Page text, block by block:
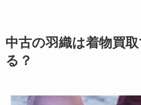
中古の羽織は着物買
る？